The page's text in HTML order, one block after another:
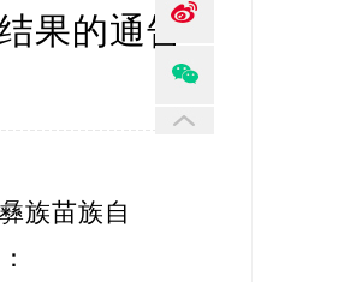
果的通告
彝族苗族自